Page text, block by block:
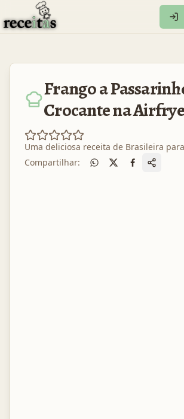
Frango a
Crocante na
Uma deliciosa receita de Brasileira
Compartilhar: